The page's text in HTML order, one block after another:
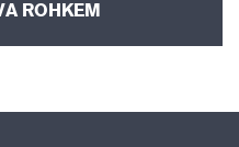
ROHKEM